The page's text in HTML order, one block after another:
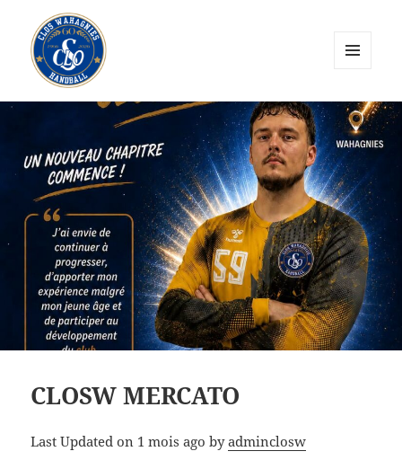
CLOS Wahagnies Handball
WIDGETS
CLOSW MERCATO
Last Updated on 1 mois ago byadminclosw